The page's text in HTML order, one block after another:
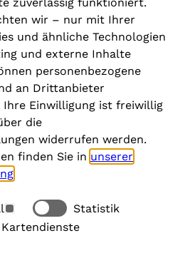
wir – nur mit Ihrer
und ähnliche Technologien
und externe Inhalte
personenbezogene
an Drittanbieter
Einwilligung ist freiwillig
die
widerrufen werden.
finden Sie in unserer
Statistik
Kartendienste